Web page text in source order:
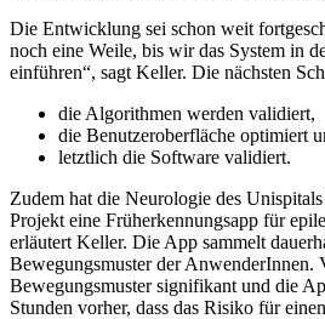
Die Entwicklung sei schon weit
noch eine Weile, bis wir das System in
einführen“, sagt Keller. Die nächsten
die Algorithmen werden validiert,
die Benutzeroberfläche optimiert
letztlich die Software validiert.
Zudem hat die Neurologie des
Projekt eine Früherkennungsapp für
erläutert Keller. Die App sammelt
Bewegungsmuster der AnwenderInnen.
Bewegungsmuster signifikant und die
Stunden vorher, dass das Risiko für